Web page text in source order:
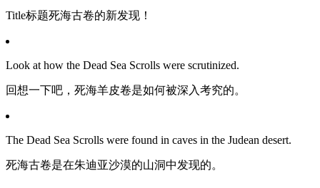
Title标题死海古卷的新发现！
Look at how the Dead Sea Scrolls were scrutinized.
回想一下吧，死海羊皮卷是如何被深入考究的。
The Dead Sea Scrolls were found in caves in the Judean desert.
死海古卷是在朱迪亚沙漠的山洞中发现的。